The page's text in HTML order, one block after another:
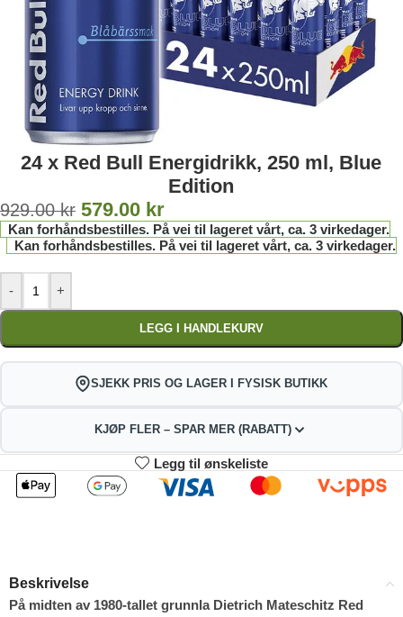
24 x Red Bull Energidrikk, 250 ml, Blue
Edition
929.00kr 579.00 kr
Kan forhåndsbestilles. På vei til lageret vårt, ca. 3 virkedager.
Kan forhåndsbestilles. På vei til lageret vårt, ca. 3 virkedager.
- +
LEGG I HANDLEKURV
SJEKK PRIS OG LAGER I FYSISK BUTIKK
KJØP FLER – SPAR MER (RABATT)
2
573.21
kr
3-4
567.42
4%
Legg til ønskeliste
Beskrivelse
På midten av 1980-tallet grunnla Dietrich Mateschitz Red